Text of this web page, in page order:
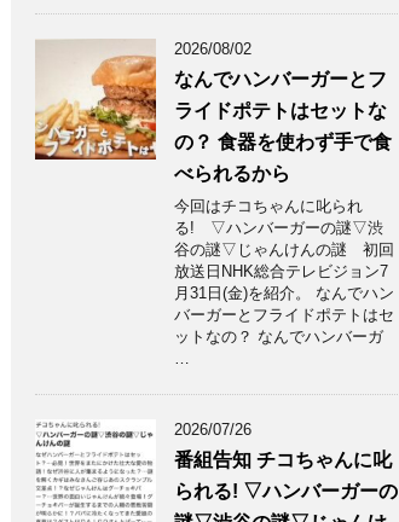
2026/08/02
なんでハンバーガーとフ
ライドポテトはセットな
の？ 食器を使わず手で食
べられるから
今回はチコちゃんに叱られ
る! ▽ハンバーガーの謎▽渋
谷の謎▽じゃんけんの謎 初回
放送日NHK総合テレビジョン7
月31日(金)を紹介。 なんでハン
バーガーとフライドポテトはセ
ットなの？ なんでハンバーガ
…
2026/07/26
番組告知 チコちゃんに叱
られる! ▽ハンバーガーの